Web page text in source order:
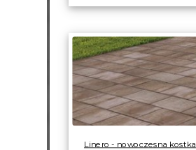
Linero - nowoczesna kostka